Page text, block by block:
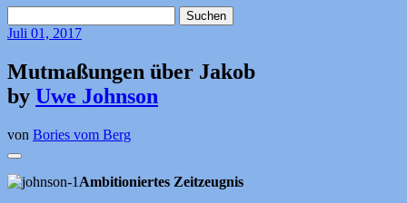
nach:
Juli 01, 2017
Mutmaßungen über Jakob
by Uwe Johnson
von Bories vom Berg
Ambitioniertes Zeitzeugnis